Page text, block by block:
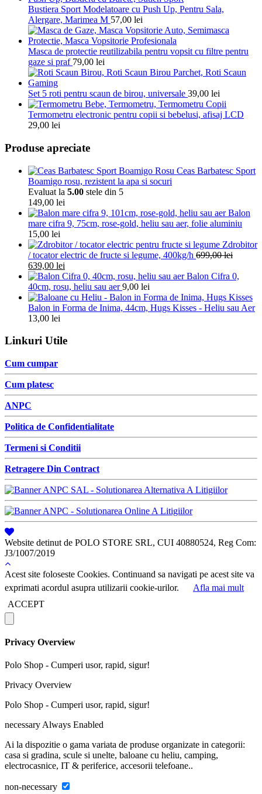
Bustiera Sport Modelatoare cu Push Up, Pentru Sala,
Alergare, Marimea M 57,00 lei
Masca de protectie reutilizabila pentru vopsit cu filtre pentru
gaze si praf 79,00 lei
Set 5 roti pentru scaun de birou, universale 39,00 lei
Termometru electronic pentru copii si bebelusi, afisaj LCD
29,00 lei
Produse apreciate
Ceas Barbatesc Sport
Boamigo rosu, rezistent la apa si socuri
Evaluat la 5.00 stele din 5
149,00 lei
Balon
mare cifra 9, 75cm, rose-gold, heliu sau aer, folie aluminiu
15,00 lei
Zdrobitor
/ tocator electric de fructe si legume, 400kg/h 699,00lei
639,00 lei
Balon Cifra 0,
40cm, rosu, heliu sau aer 9,00 lei
Balon in Forma de Inima, 44cm, Hugs Kisses - Heliu sau Aer
13,00 lei
Linkuri Utile
Cum cumpar
Cum platesc
ANPC
Politica de Confidentialitate
Termeni si Conditii
Retragere Din Contract
Website detinut de POLO STORE SRL, CUI 40880524, Reg Com:
J3/1007/2019
Acest site foloseste Cookies. Continuand sa navigati pe acest site va
exprimati acordul asupra utilizarii cookie-urilor.
Afla mai mult
ACCEPT
Privacy Overview
Polo Shop - Cumperi usor, rapid, sigur!
Privacy Overview
Polo Shop - Cumperi usor, rapid, sigur!
necessaryAlways Enabled
Ai la dispozitie o gama variata de produse organizate in categorii:
casa si gradina, scule si unelte, baloane cu heliu, camping,
electrocasnice, IT & periferice, accesorii telefoane..
non-necessary